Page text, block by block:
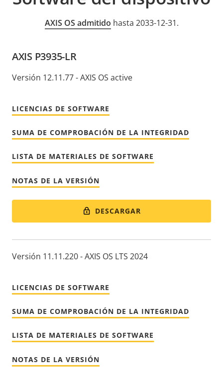
AXIS OS admitido hasta 2033-12-31.
AXIS P3935-LR
Versión 12.11.77 - AXIS OS active
LICENCIAS DE SOFTWARE
SUMA DE COMPROBACIÓN DE LA INTEGRIDAD
LISTA DE MATERIALES DE SOFTWARE
NOTAS DE LA VERSIÓN
DESCARGAR
Versión 11.11.220 - AXIS OS LTS 2024
LICENCIAS DE SOFTWARE
SUMA DE COMPROBACIÓN DE LA INTEGRIDAD
LISTA DE MATERIALES DE SOFTWARE
NOTAS DE LA VERSIÓN